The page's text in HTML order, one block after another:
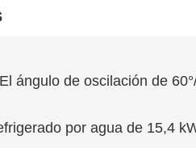
El ángulo de oscilación de
por agua de 15,4